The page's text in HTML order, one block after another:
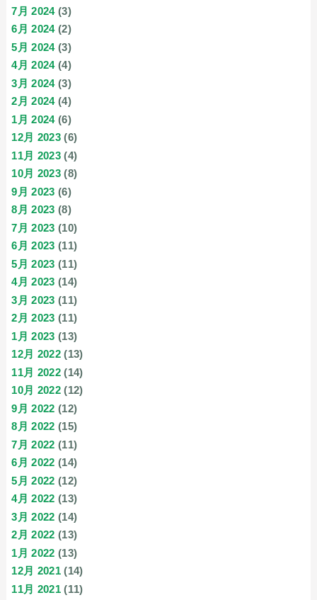
7月 2024(3)
6月 2024(2)
5月 2024(3)
4月 2024(4)
3月 2024(3)
2月 2024(4)
1月 2024(6)
12月 2023 (6)
11月 2023 (4)
10月 2023 (8)
9月 2023 (6)
8月 2023 (8)
7月 2023 (10)
6月 2023 (11)
5月 2023 (11)
4月 2023 (14)
3月 2023 (11)
2月 2023 (11)
1月 2023 (13)
12月 2022 (13)
11月 2022 (14)
10月 2022 (12)
9月 2022 (12)
8月 2022 (15)
7月 2022 (11)
6月 2022 (14)
5月 2022 (12)
4月 2022 (13)
3月 2022 (14)
2月 2022 (13)
1月 2022 (13)
12月 2021 (14)
11月 2021 (11)